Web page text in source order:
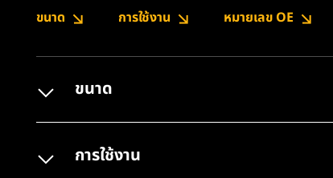
ขนาด การใช้งาน หมายเลข OE
ขนาด
การใช้งาน